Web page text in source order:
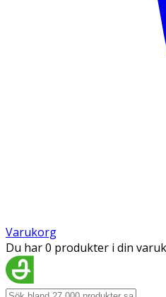
Varukorg
Du har 0 produkter i din